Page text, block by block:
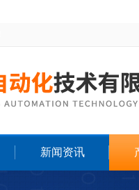
新闻资讯